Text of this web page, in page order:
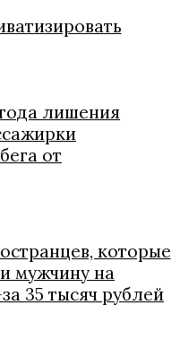
лишения
от
которые
мужчину на
35 тысяч рублей